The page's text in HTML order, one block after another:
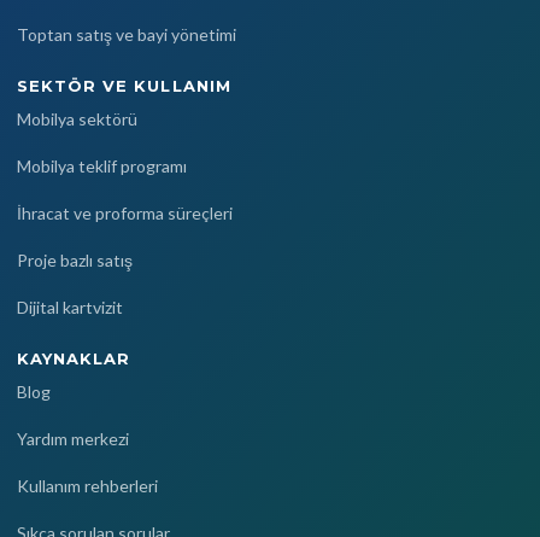
Toptan satış ve bayi yönetimi
SEKTÖR VE KULLANIM
Mobilya sektörü
Mobilya teklif programı
İhracat ve proforma süreçleri
Proje bazlı satış
Dijital kartvizit
KAYNAKLAR
Blog
Yardım merkezi
Kullanım rehberleri